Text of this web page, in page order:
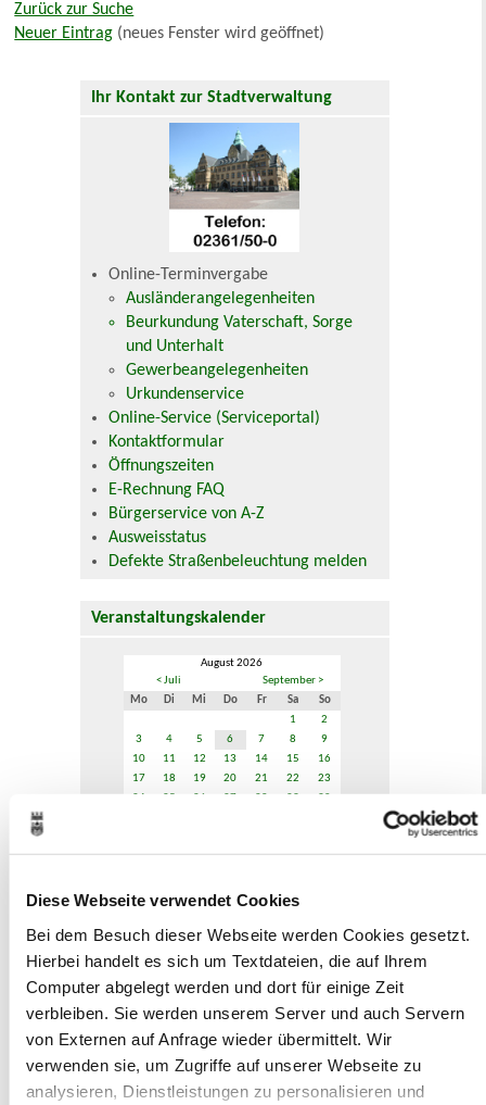
Diese Webseite verwendet Cookies
Bei dem Besuch dieser Webseite werden Cookies gesetzt.
Hierbei handelt es sich um Textdateien, die auf Ihrem
Computer abgelegt werden und dort für einige Zeit
verbleiben. Sie werden unserem Server und auch Servern
von Externen auf Anfrage wieder übermittelt. Wir
verwenden sie, um Zugriffe auf unserer Webseite zu
analysieren, Dienstleistungen zu personalisieren und
Zurück zur Suche
Neuer Eintrag (neues Fenster wird geöffnet)
Ihr Kontakt zur Stadtverwaltung
Online-Terminvergabe
Ausländerangelegenheiten
Beurkundung Vaterschaft, Sorge
und Unterhalt
Gewerbeangelegenheiten
Urkundenservice
Online-Service (Serviceportal)
Kontaktformular
Öffnungszeiten
E-Rechnung FAQ
Bürgerservice von A-Z
Ausweisstatus
Defekte Straßenbeleuchtung melden
Veranstaltungskalender
August 2026
< Juli
September >
Mo
Di Mi Do Fr Sa
So
1
2
3
4 5 6 7 8
9
10
11 12 13 14 15
16
17
18 19 20 21 22
23
Veranstaltungskategorie
Museen